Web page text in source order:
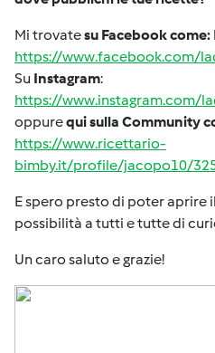
Mi trovatesu Facebook come:
https://www.facebook.com/
Su Instagram:
https://www.instagram.com/
oppurequi sulla Community
https://www.ricettario-
bimby.it/profile/jacopo10/
E spero presto di poter aprire
possibilità a tutti e tutte di
Un caro saluto e grazie!